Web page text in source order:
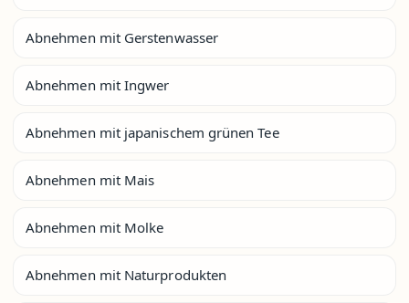
Abnehmen mit Gerstenwasser
Abnehmen mit Ingwer
Abnehmen mit japanischem grünen Tee
Abnehmen mit Mais
Abnehmen mit Molke
Abnehmen mit Naturprodukten